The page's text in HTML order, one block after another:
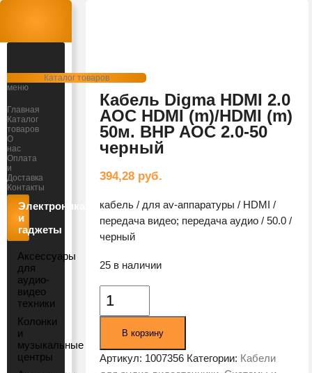
меню
Главная
Каталог
товаров
О
нас
Оплата
и
Доставка
Контакты
Электроника
и
гаджеты
Аксессуары
для
аудио-
видео
техники
Колонки
и
музыкальные
центры
Каталог товаров
Кабель Digma HDMI 2.0
AOC HDMI (m)/HDMI (m)
50м. BHP AOC 2.0-50
черный
394,28 руб.
кабель / для av-аппаратуры / HDMI /
передача видео; передача аудио / 50.0 /
черный
25 в наличии
Количество
товара
HDMI
В корзину
Артикул: 1007356 Категории: Кабели